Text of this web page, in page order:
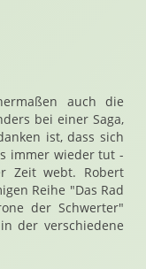
auch die
bei einer Saga,
ist, dass sich
immer wieder tut -
Zeit webt. Robert
Reihe "Das Rad
der Schwerter"
der verschiedene